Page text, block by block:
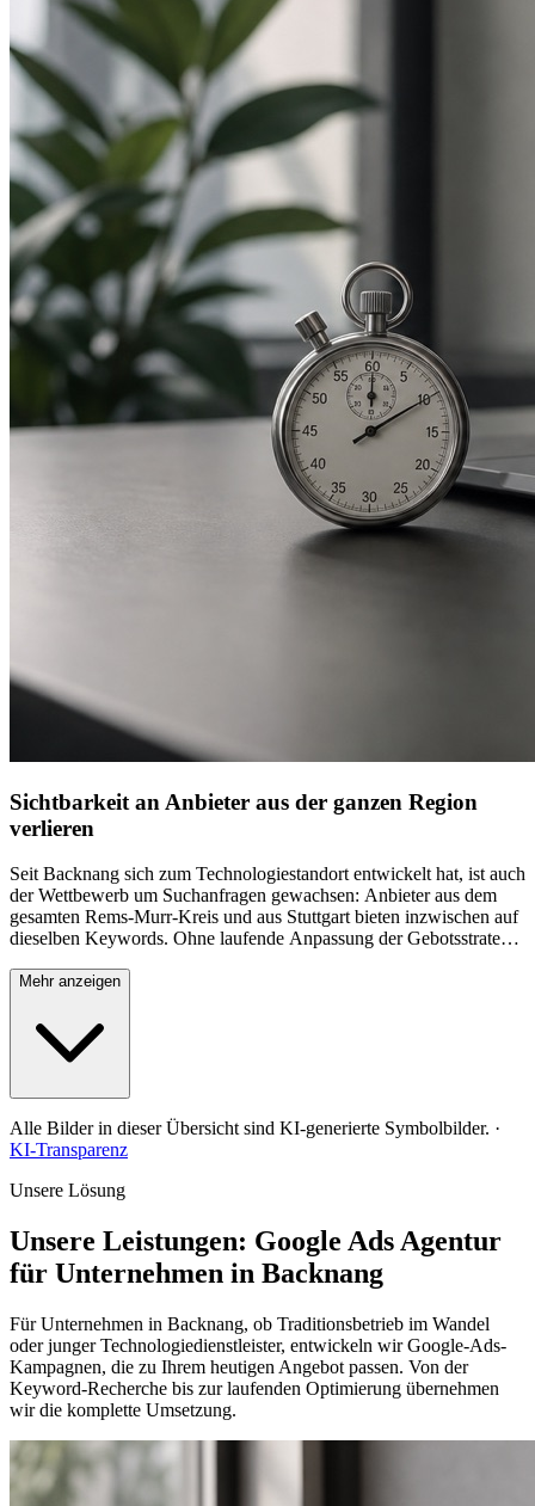
Sichtbarkeit an Anbieter aus der ganzen Region
verlieren
Seit Backnang sich zum Technologiestandort entwickelt hat, ist auch
der Wettbewerb um Suchanfragen gewachsen: Anbieter aus dem
gesamten Rems-Murr-Kreis und aus Stuttgart bieten inzwischen auf
dieselben Keywords. Ohne laufende Anpassung der Gebotsstrategie
der Zielgruppe kaum noch wahrgenommen. Wir setzen auf KI-
erfolgversprechendsten Suchanfragen konzentriert.
Mehr anzeigen
Alle Bilder in dieser Übersicht sind KI-generierte Symbolbilder. ·
KI-Transparenz
Unsere Lösung
Unsere Leistungen: Google Ads Agentur
für Unternehmen in Backnang
Für Unternehmen in Backnang, ob Traditionsbetrieb im Wandel
oder junger Technologiedienstleister, entwickeln wir Google-Ads-
Kampagnen, die zu Ihrem heutigen Angebot passen. Von der
Keyword-Recherche bis zur laufenden Optimierung übernehmen
wir die komplette Umsetzung.